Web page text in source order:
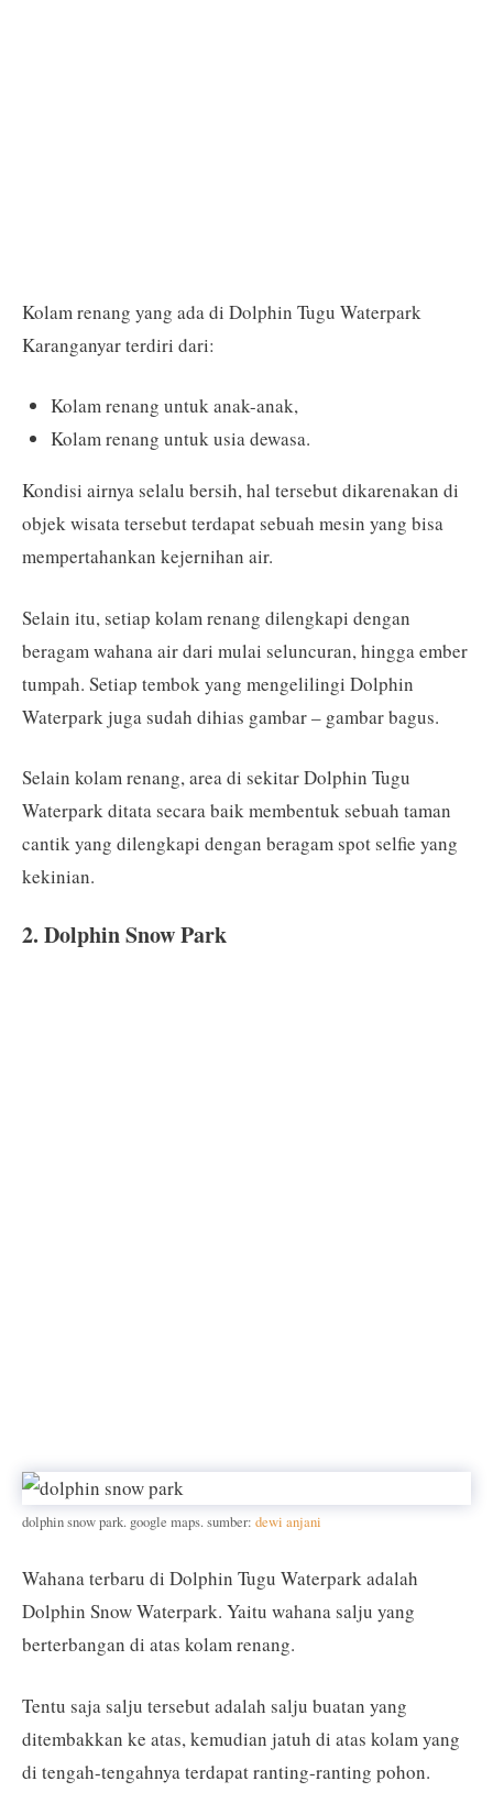
Kolam renang yang ada di Dolphin Tugu Waterpark
Karanganyar terdiri dari:
Kolam renang untuk anak-anak,
Kolam renang untuk usia dewasa.
Kondisi airnya selalu bersih, hal tersebut dikarenakan di
objek wisata tersebut terdapat sebuah mesin yang bisa
mempertahankan kejernihan air.
Selain itu, setiap kolam renang dilengkapi dengan
beragam wahana air dari mulai seluncuran, hingga ember
tumpah. Setiap tembok yang mengelilingi Dolphin
Waterpark juga sudah dihias gambar – gambar bagus.
Selain kolam renang, area di sekitar Dolphin Tugu
Waterpark ditata secara baik membentuk sebuah taman
cantik yang dilengkapi dengan beragam spot selfie yang
kekinian.
2. Dolphin Snow Park
dolphin snow park. google maps. sumber: dewi anjani
Wahana terbaru di Dolphin Tugu Waterpark adalah
Dolphin Snow Waterpark. Yaitu wahana salju yang
berterbangan di atas kolam renang.
Tentu saja salju tersebut adalah salju buatan yang
ditembakkan ke atas, kemudian jatuh di atas kolam yang
di tengah-tengahnya terdapat ranting-ranting pohon.